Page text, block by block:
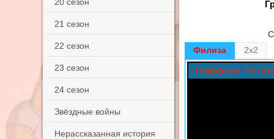
21 сезон
22 сезон
23 сезон
24 сезон
Звёздные войны
Нерассказанная история
Филиза
2x2
Гриффины: 10